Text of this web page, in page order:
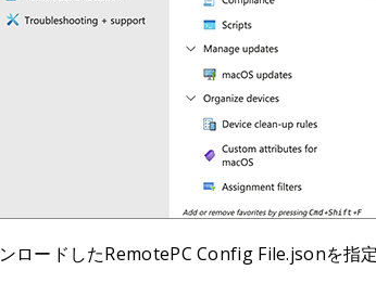
ロードしたRemotePC Config File.jsonを指